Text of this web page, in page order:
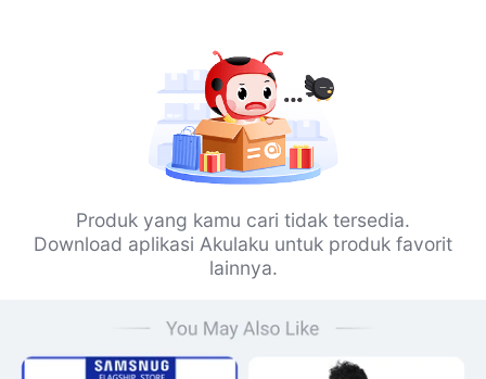
Produk yang kamu cari tidak tersedia.
Download aplikasi Akulaku untuk produk favorit
lainnya.